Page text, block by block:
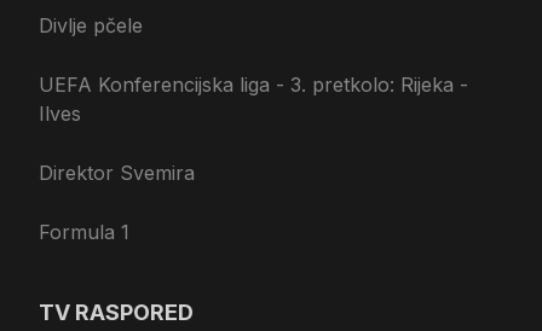
Divlje pčele
UEFA Konferencijska liga - 3. pretkolo: Rijeka -
Ilves
Direktor Svemira
Formula 1
TV RASPORED